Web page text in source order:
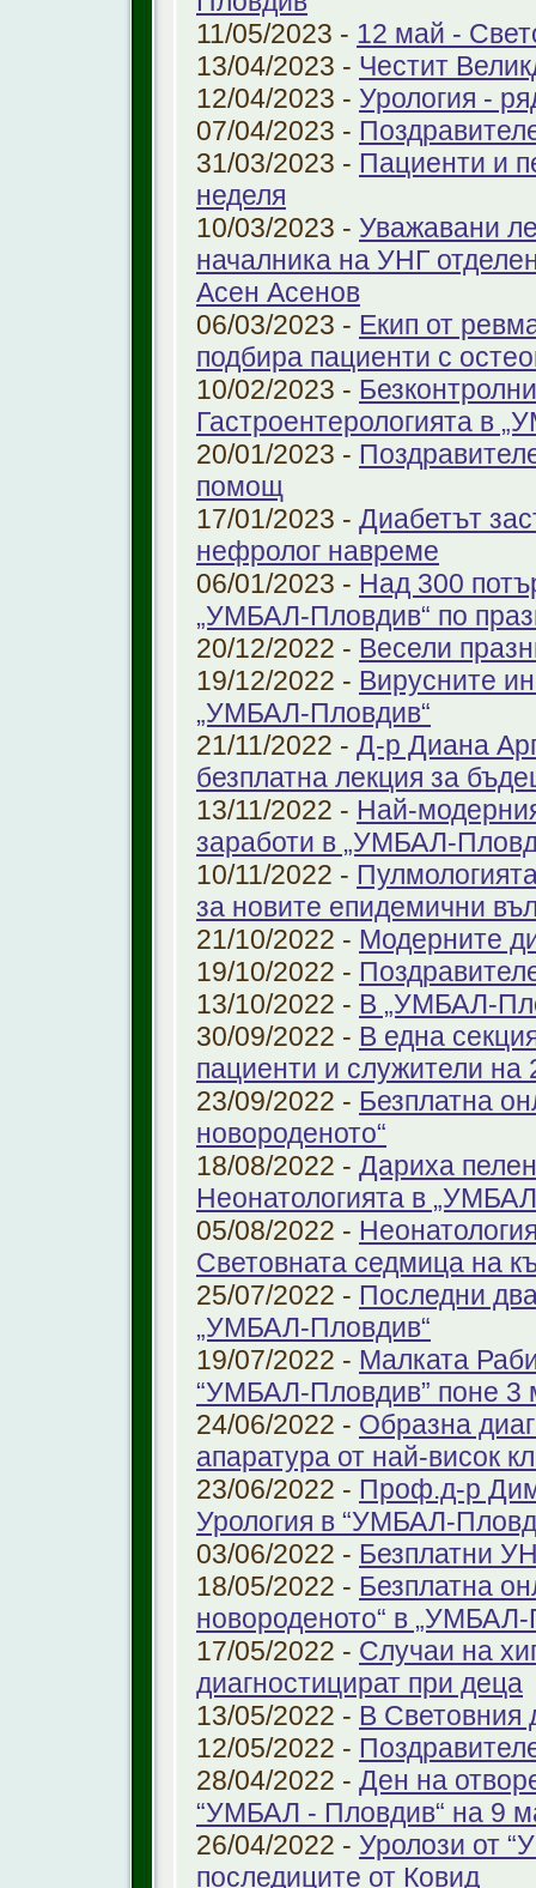
11/05/2023 - 12 май -
13/04/2023 - Честит
12/04/2023 - Урология -
07/04/2023 -
31/03/2023 - Пациенти и
неделя
10/03/2023 - Уважавани
началника на УНГ
Асен Асенов
06/03/2023 - Екип от
подбира пациенти с
10/02/2023 -
Гастроентерологията в
20/01/2023 -
помощ
17/01/2023 - Диабетът
нефролог навреме
06/01/2023 - Над 300
„УМБАЛ-Пловдив“ по
20/12/2022 - Весели
19/12/2022 - Вирусните
„УМБАЛ-Пловдив“
21/11/2022 - Д-р Диана
безплатна лекция за
13/11/2022 - Най-
заработи в „УМБАЛ-
10/11/2022 -
за новите епидемични
21/10/2022 - Модерните
19/10/2022 -
13/10/2022 - В „УМБАЛ-
30/09/2022 - В една
пациенти и служители на
23/09/2022 - Безплатна
новороденото“
18/08/2022 - Дариха
Неонатологията в
05/08/2022 -
Световната седмица на
25/07/2022 - Последни
„УМБАЛ-Пловдив“
19/07/2022 - Малката
“УМБАЛ-Пловдив” поне 3
24/06/2022 - Образна
апаратура от най-висок
23/06/2022 - Проф.д-р
Урология в “УМБАЛ-
03/06/2022 - Безплатни
18/05/2022 - Безплатна
новороденото“ в „УМБАЛ-
17/05/2022 - Случаи на
диагностицират при деца
13/05/2022 - В Световния
12/05/2022 -
28/04/2022 - Ден на
“УМБАЛ - Пловдив“ на 9
26/04/2022 - Уролози от
последиците от Ковид